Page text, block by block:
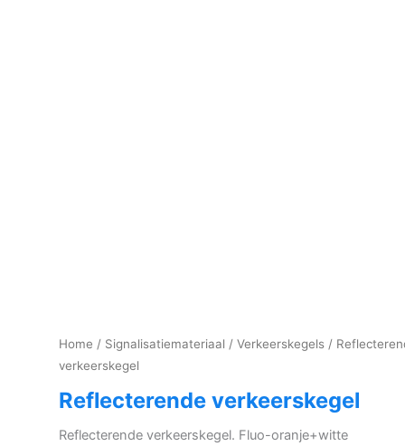
Home / Signalisatiemateriaal / Verkeerskegels /
verkeerskegel
Reflecterende verkeerskegel
Reflecterende verkeerskegel. Fluo-oranje+witte